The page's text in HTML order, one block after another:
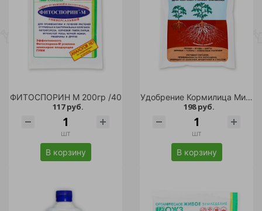
ФИТОСПОРИН М 200гр /40
117 руб.
шт
В корзину
Удобрение Кормилица Микориза для корней универсальная 1 л /18
198 руб.
шт
В корзину